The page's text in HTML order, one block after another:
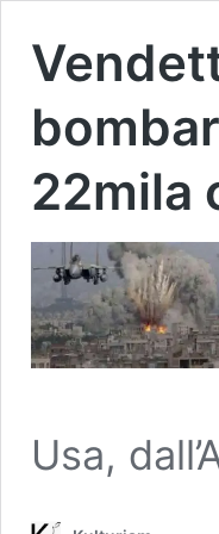
22mila
Usa,